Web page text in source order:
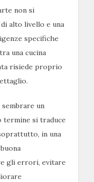
non si
alto livello e una
specifiche
una cucina
risiede proprio
un
termine si traduce
in una
gli errori, evitare